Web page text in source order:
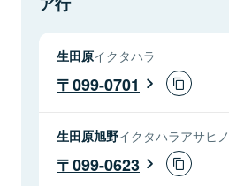
生田原イクタハラ
099-0701
生田原旭野イクタハラアサヒノ
099-0623